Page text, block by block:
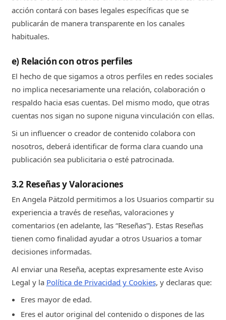
acción contará con bases legales específicas que se
publicarán de manera transparente en los canales
habituales.
e) Relación con otros perfiles
El hecho de que sigamos a otros perfiles en redes sociales
no implica necesariamente una relación, colaboración o
respaldo hacia esas cuentas. Del mismo modo, que otras
cuentas nos sigan no supone niguna vinculación con ellas.
Si un influencer o creador de contenido colabora con
nosotros, deberá identificar de forma clara cuando una
publicación sea publicitaria o esté patrocinada.
3.2 Reseñas y Valoraciones
En Angela Pätzold permitimos a los Usuarios compartir su
experiencia a través de reseñas, valoraciones y
comentarios (en adelante, las “Reseñas”). Estas Reseñas
tienen como finalidad ayudar a otros Usuarios a tomar
decisiones informadas.
Al enviar una Reseña, aceptas expresamente este Aviso
Legal y la Política de Privacidad y Cookies, y declaras que:
Eres mayor de edad.
Eres el autor original del contenido o dispones de las